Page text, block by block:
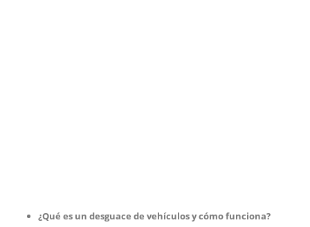
¿Qué es un desguace de vehículos y cómo funciona?